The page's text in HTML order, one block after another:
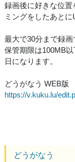
録画後に好きな位置
ミングをしたあとに
最大で30分まで録画
保管期限は100MB
日になります。
どうがなう WEB版
https://v.kuku.lu/
どうがなう